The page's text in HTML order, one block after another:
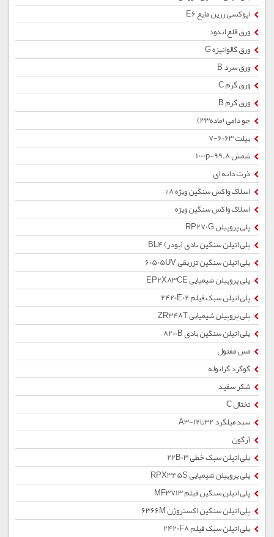
اپوکسی رزین مایع E6
ورق قلع اندود
ورق گالوانیزه G
ورق سرد B
ورق گرم C
ورق گرم B
جو دامی (ماده33)
بیلت 6063-7
شمش 1000p-99.8
ذرت دانه ای
اسلاک واکس سنگین ویژه 8%
اسلاک واکس سنگین ویژه
پلی پروپیلن RP270G
پلی اتیلن سنگین بادی (پودر) BL4
پلی اتیلن سنگین تزریقی 60505UV
پلی پروپیلن شیمیایی EP2X83CE
پلی اتیلن سبک فیلم 2420E02
پلی پروپیلن شیمیایی ZR348T
پلی اتیلن سنگین بادی 8200B
مس مفتول
گوگرد گرانوله
شکر سفید
تختال C
سبد میلگرد 32تا12-A3
آرگون
پلی اتیلن سبک خطی 22B03
پلی پروپیلن شیمیایی RPX345S
پلی اتیلن سنگین فیلم MF3713
پلی اتیلن سنگین اکستروژن 6366M
پلی اتیلن سبک فیلم 2420F8